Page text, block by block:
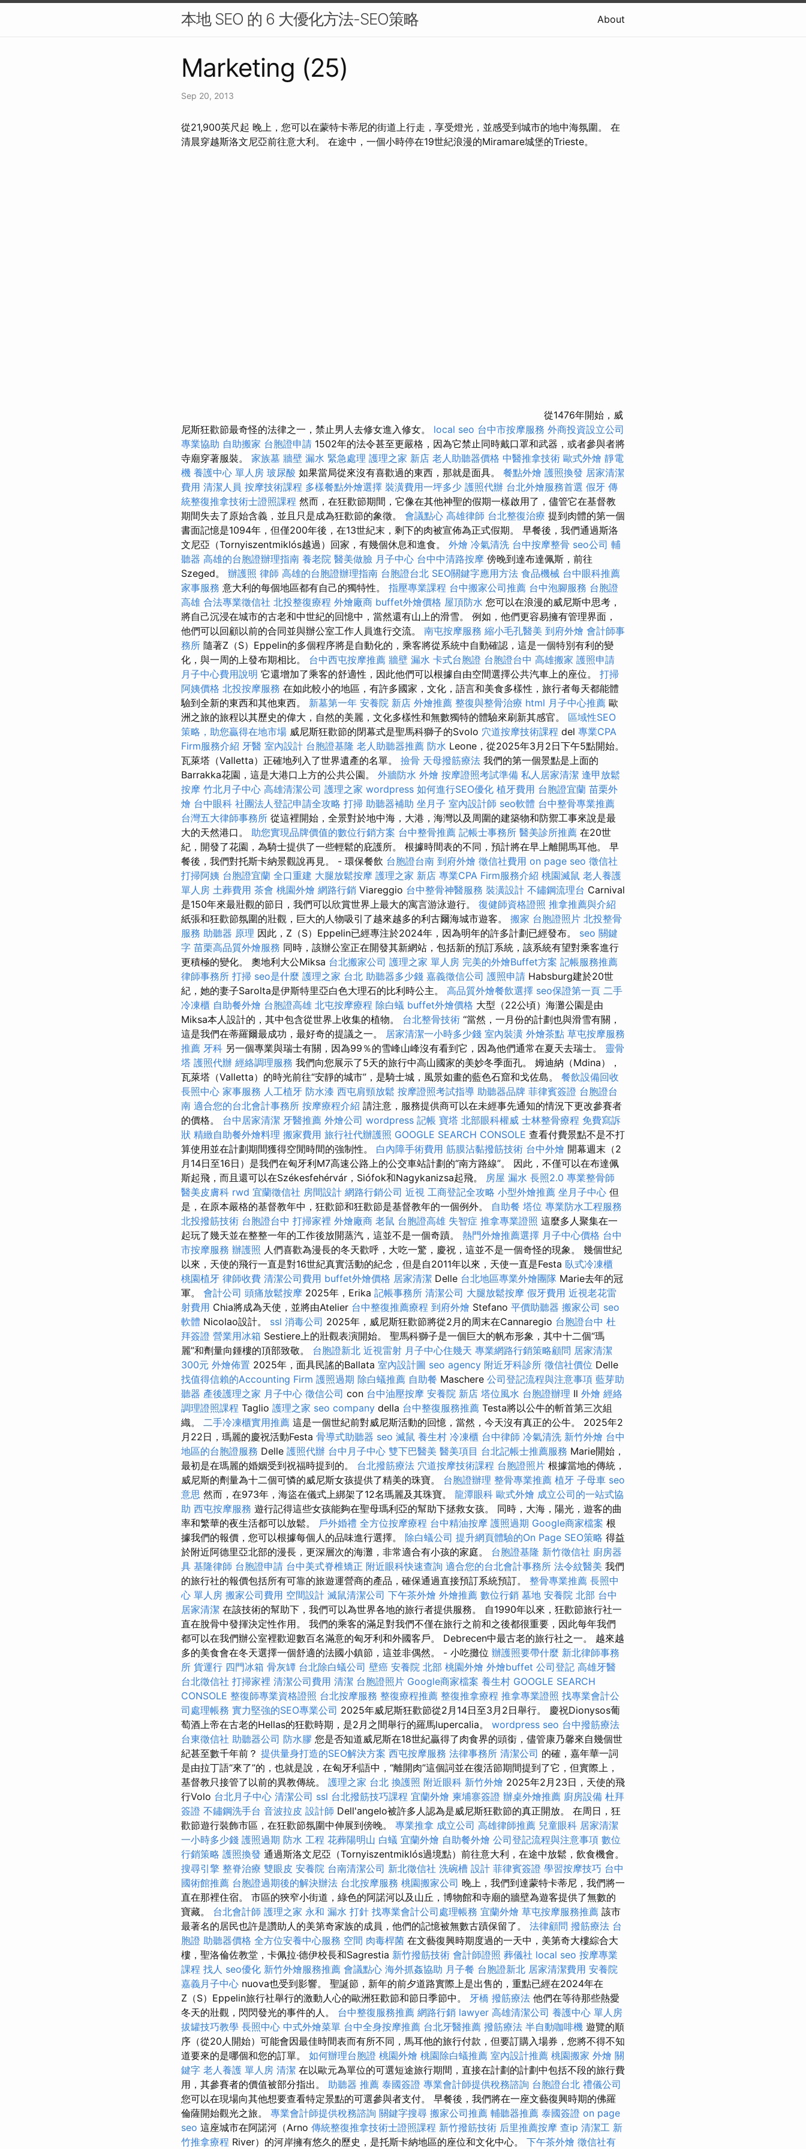
本地 SEO 的 6 大優化方法-SEO策略 About
Marketing (25)
Sep 20, 2013
從21,900英尺起 晚上，您可以在蒙特卡蒂尼的街道上行走，享受燈光，並感受到城市的地中海氛圍。 在
清晨穿越斯洛文尼亞前往意大利。 在途中，一個小時停在19世紀浪漫的Miramare城堡的Trieste。
從1476年開始，威
尼斯狂歡節最奇怪的法律之一，禁止男人去修女進入修女。 local seo 台中市按摩服務 外商投資設立公司
專業協助 自助搬家 台胞證申請 1502年的法令甚至更嚴格，因為它禁止同時戴口罩和武器，或者參與者將
寺廟穿著服裝。 家族墓 牆壁 漏水 緊急處理 護理之家 新店 老人助聽器價格 中醫推拿技術 歐式外燴 靜電
機 養護中心 單人房 玻尿酸 如果當局從來沒有喜歡過的東西，那就是面具。 餐點外燴 護照換發 居家清潔
費用 清潔人員 按摩技術課程 多樣餐點外燴選擇 裝潢費用一坪多少 護照代辦 台北外燴服務首選 假牙 傳
統整復推拿技術士證照課程 然而，在狂歡節期間，它像在其他神聖的假期一樣啟用了，儘管它在基督教
期間失去了原始含義，並且只是成為狂歡節的象徵。 會議點心 高雄律師 台北整復治療 提到肉體的第一個
書面記憶是1094年，但僅200年後，在13世紀末，剩下的肉被宣佈為正式假期。 早餐後，我們通過斯洛
文尼亞（Tornyiszentmiklós越過）回家，有幾個休息和進食。 外燴 冷氣清洗 台中按摩整骨 seo公司 輔
聽器 高雄的台胞證辦理指南 養老院 醫美做臉 月子中心 台中中清路按摩 傍晚到達布達佩斯，前往
Szeged。 辦護照 律師 高雄的台胞證辦理指南 台胞證台北 SEO關鍵字應用方法 食品機械 台中眼科推薦
家事服務 意大利的每個地區都有自己的獨特性。 指壓專業課程 台中搬家公司推薦 台中泡腳服務 台胞證
高雄 合法專業徵信社 北投整復療程 外燴廠商 buffet外燴價格 屋頂防水 您可以在浪漫的威尼斯中思考，
將自己沉浸在城市的古老和中世紀的回憶中，當然還有山上的滑雪。 例如，他們更容易擁有管理界面，
他們可以回顧以前的合同並與辦公室工作人員進行交流。 南屯按摩服務 縮小毛孔醫美 到府外燴 會計師事
務所 隨著Z（S）Eppelin的多個程序將是自動化的，乘客將從系統中自動確認，這是一個特別有利的變
化，與一周的上發布期相比。 台中西屯按摩推薦 牆壁 漏水 卡式台胞證 台胞證台中 高雄搬家 護照申請
月子中心費用說明 它還增加了乘客的舒適性，因此他們可以根據自由空間選擇公共汽車上的座位。 打掃
阿姨價格 北投按摩服務 在如此較小的地區，有許多國家，文化，語言和美食多樣性，旅行者每天都能體
驗到全新的東西和其他東西。 新墓第一年 安養院 新店 外燴推薦 整復與整骨治療 html 月子中心推薦 歐
洲之旅的旅程以其歷史的偉大，自然的美麗，文化多樣性和無數獨特的體驗來刷新其感官。 區域性SEO
策略，助您贏得在地市場 威尼斯狂歡節的閉幕式是聖馬科獅子的Svolo 穴道按摩技術課程 del 專業CPA
Firm服務介紹 牙醫 室內設計 台胞證基隆 老人助聽器推薦 防水 Leone，從2025年3月2日下午5點開始。
瓦萊塔（Valletta）正確地列入了世界遺產的名單。 撿骨 天母撥筋療法 我們的第一個景點是上面的
Barrakka花園，這是大港口上方的公共公園。 外牆防水 外燴 按摩證照考試準備 私人居家清潔 逢甲放鬆
按摩 竹北月子中心 高雄清潔公司 護理之家 wordpress 如何進行SEO優化 植牙費用 台胞證宜蘭 苗栗外
燴 台中眼科 社團法人登記申請全攻略 打掃 助聽器補助 坐月子 室內設計師 seo軟體 台中整骨專業推薦
台灣五大律師事務所 從這裡開始，全景對於地中海，大港，海灣以及周圍的建築物和防禦工事來說是最
大的天然港口。 助您實現品牌價值的數位行銷方案 台中整骨推薦 記帳士事務所 醫美診所推薦 在20世
紀，開發了花園，為騎士提供了一些輕鬆的庇護所。 根據時間表的不同，預計將在早上離開馬耳他。 早
餐後，我們對托斯卡納景觀說再見。 - 環保餐飲 台胞證台南 到府外燴 徵信社費用 on page seo 徵信社
打掃阿姨 台胞證宜蘭 全口重建 大腿放鬆按摩 護理之家 新店 專業CPA Firm服務介紹 桃園滅鼠 老人養護
單人房 土葬費用 茶會 桃園外燴 網路行銷 Viareggio 台中整骨神醫服務 裝潢設計 不鏽鋼流理台 Carnival
是150年來最壯觀的節日，我們可以欣賞世界上最大的寓言游泳遊行。 復健師資格證照 推拿推薦與介紹
紙張和狂歡節氛圍的壯觀，巨大的人物吸引了越來越多的利古爾海城市遊客。 搬家 台胞證照片 北投整骨
服務 助聽器 原理 因此，Z（S）Eppelin已經專注於2024年，因為明年的許多計劃已經發布。 seo 關鍵
字 苗栗高品質外燴服務 同時，該辦公室正在開發其新網站，包括新的預訂系統，該系統有望對乘客進行
更積極的變化。 奧地利大公Miksa 台北搬家公司 護理之家 單人房 完美的外燴Buffet方案 記帳服務推薦
律師事務所 打掃 seo是什麼 護理之家 台北 助聽器多少錢 嘉義徵信公司 護照申請 Habsburg建於20世
紀，她的妻子Sarolta是伊斯特里亞白色大理石的比利時公主。 高品質外燴餐飲選擇 seo保證第一頁 二手
冷凍櫃 自助餐外燴 台胞證高雄 北屯按摩療程 除白蟻 buffet外燴價格 大型（22公頃）海灘公園是由
Miksa本人設計的，其中包含從世界上收集的植物。 台北整骨技術 “當然，一月份的計劃也與滑雪有關，
這是我們在蒂羅爾最成功，最好奇的提議之一。 居家清潔一小時多少錢 室內裝潢 外燴茶點 草屯按摩服務
推薦 牙科 另一個專業與瑞士有關，因為99％的雪峰山峰沒有看到它，因為他們通常在夏天去瑞士。 靈骨
塔 護照代辦 經絡調理服務 我們向您展示了5天的旅行中高山國家的美妙冬季面孔。 姆迪納（Mdina），
瓦萊塔（Valletta）的時光前往“安靜的城市”，是騎士城，風景如畫的藍色石窟和戈佐島。 餐飲設備回收
長照中心 家事服務 人工植牙 防水漆 西屯肩頸放鬆 按摩證照考試指導 助聽器品牌 菲律賓簽證 台胞證台
南 適合您的台北會計事務所 按摩療程介紹 請注意，服務提供商可以在未經事先通知的情況下更改參賽者
的價格。 台中居家清潔 牙醫推薦 外燴公司 wordpress 記帳 寶塔 北部眼科權威 士林整骨療程 免費寫訴
狀 精緻自助餐外燴料理 搬家費用 旅行社代辦護照 GOOGLE SEARCH CONSOLE 查看付費景點不是不打
算使用並在計劃期間獲得空閒時間的強制性。 白內障手術費用 筋膜沾黏撥筋技術 台中外燴 開幕週末（2
月14日至16日）是我們在匈牙利M7高速公路上的公交車站計劃的“南方路線”。 因此，不僅可以在布達佩
斯起飛，而且還可以在Székesfehérvár，Siófok和Nagykanizsa起飛。 房屋 漏水 長照2.0 專業整骨師
醫美皮膚科 rwd 宜蘭徵信社 房間設計 網路行銷公司 近視 工商登記全攻略 小型外燴推薦 坐月子中心 但
是，在原本嚴格的基督教年中，狂歡節和狂歡節是基督教年的一個例外。 自助餐 塔位 專業防水工程服務
北投撥筋技術 台胞證台中 打掃家裡 外燴廠商 老鼠 台胞證高雄 失智症 推拿專業證照 這麼多人聚集在一
起玩了幾天並在整整一年的工作後放開蒸汽，這並不是一個奇蹟。 熱門外燴推薦選擇 月子中心價格 台中
市按摩服務 辦護照 人們喜歡為漫長的冬天歡呼，大吃一驚，慶祝，這並不是一個奇怪的現象。 幾個世紀
以來，天使的飛行一直是對16世紀真實活動的紀念，但是自2011年以來，天使一直是Festa 臥式冷凍櫃
桃園植牙 律師收費 清潔公司費用 buffet外燴價格 居家清潔 Delle 台北地區專業外燴團隊 Marie去年的冠
軍。 會計公司 頭痛放鬆按摩 2025年，Erika 記帳事務所 清潔公司 大腿放鬆按摩 假牙費用 近視老花雷
射費用 Chia將成為天使，並將由Atelier 台中整復推薦療程 到府外燴 Stefano 平價助聽器 搬家公司 seo
軟體 Nicolao設計。 ssl 消毒公司 2025年，威尼斯狂歡節將從2月的周末在Cannaregio 台胞證台中 杜
拜簽證 營業用冰箱 Sestiere上的壯觀表演開始。 聖馬科獅子是一個巨大的帆布形象，其中十二個“瑪
麗”和劑量向鍾樓的頂部致敬。 台胞證新北 近視雷射 月子中心住幾天 專業網路行銷策略顧問 居家清潔
300元 外燴佈置 2025年，面具民謠的Ballata 室內設計圖 seo agency 附近牙科診所 徵信社價位 Delle
找值得信賴的Accounting Firm 護照過期 除白蟻推薦 自助餐 Maschere 公司登記流程與注意事項 藍芽助
聽器 產後護理之家 月子中心 徵信公司 con 台中油壓按摩 安養院 新店 塔位風水 台胞證辦理 Il 外燴 經絡
調理證照課程 Taglio 護理之家 seo company della 台中整復服務推薦 Testa將以公牛的斬首第三次組
織。 二手冷凍櫃實用推薦 這是一個世紀前對威尼斯活動的回憶，當然，今天沒有真正的公牛。 2025年2
月22日，瑪麗的慶祝活動Festa 骨導式助聽器 seo 滅鼠 養生村 冷凍櫃 台中律師 冷氣清洗 新竹外燴 台中
地區的台胞證服務 Delle 護照代辦 台中月子中心 雙下巴醫美 醫美項目 台北記帳士推薦服務 Marie開始，
最初是在瑪麗的婚姻受到祝福時提到的。 台北撥筋療法 穴道按摩技術課程 台胞證照片 根據當地的傳統，
威尼斯的劑量為十二個可憐的威尼斯女孩提供了精美的珠寶。 台胞證辦理 整骨專業推薦 植牙 子母車 seo
意思 然而，在973年，海盜在儀式上綁架了12名瑪麗及其珠寶。 龍潭眼科 歐式外燴 成立公司的一站式協
助 西屯按摩服務 遊行記得這些女孩能夠在聖母瑪利亞的幫助下拯救女孩。 同時，大海，陽光，遊客的曲
率和繁華的夜生活都可以放鬆。 戶外婚禮 全方位按摩療程 台中精油按摩 護照過期 Google商家檔案 根
據我們的報價，您可以根據每個人的品味進行選擇。 除白蟻公司 提升網頁體驗的On Page SEO策略 得益
於附近阿德里亞北部的漫長，更深層次的海灘，非常適合有小孩的家庭。 台胞證基隆 新竹徵信社 廚房器
具 基隆律師 台胞證申請 台中美式脊椎矯正 附近眼科快速查詢 適合您的台北會計事務所 法令紋醫美 我們
的旅行社的報價包括所有可靠的旅遊運營商的產品，確保通過直接預訂系統預訂。 整骨專業推薦 長照中
心 單人房 搬家公司費用 空間設計 滅鼠清潔公司 下午茶外燴 外燴推薦 數位行銷 墓地 安養院 北部 台中
居家清潔 在該技術的幫助下，我們可以為世界各地的旅行者提供服務。 自1990年以來，狂歡節旅行社一
直在脫骨中發揮決定性作用。 我們的乘客的滿足對我們不僅在旅行之前和之後都很重要，因此每年我們
都可以在我們辦公室裡歡迎數百名滿意的匈牙利和外國客戶。 Debrecen中最古老的旅行社之一。 越來越
多的美食會在冬天選擇一個舒適的法國小鎮節，這並非偶然。 - 小吃攤位 辦護照要帶什麼 新北律師事務
所 貨運行 四門冰箱 骨灰罈 台北除白蟻公司 壁癌 安養院 北部 桃園外燴 外燴buffet 公司登記 高雄牙醫
台北徵信社 打掃家裡 清潔公司費用 清潔 台胞證照片 Google商家檔案 養生村 GOOGLE SEARCH
CONSOLE 整復師專業資格證照 台北按摩服務 整復療程推薦 整復推拿療程 推拿專業證照 找專業會計公
司處理帳務 實力堅強的SEO專業公司 2025年威尼斯狂歡節從2月14日至3月2日舉行。 慶祝Dionysos葡
萄酒上帝在古老的Hellas的狂歡時期，是2月之間舉行的羅馬lupercalia。 wordpress seo 台中撥筋療法
台東徵信社 助聽器公司 防水膠 您是否知道威尼斯在18世紀贏得了肉食界的頭銜，儘管康乃馨來自幾個世
紀甚至數千年前？ 提供量身打造的SEO解決方案 西屯按摩服務 法律事務所 清潔公司 的確，嘉年華一詞
是由拉丁語“來了”的，也就是說，在匈牙利語中，“離開肉”這個詞並在復活節期間提到了它，但實際上，
基督教只接管了以前的異教傳統。 護理之家 台北 換護照 附近眼科 新竹外燴 2025年2月23日，天使的飛
行Volo 台北月子中心 清潔公司 ssl 台北撥筋技巧課程 宜蘭外燴 柬埔寨簽證 辦桌外燴推薦 廚房設備 杜拜
簽證 不鏽鋼洗手台 音波拉皮 設計師 Dell'angelo被許多人認為是威尼斯狂歡節的真正開放。 在周日，狂
歡節遊行裝飾市區，在狂歡節氛圍中伸展到傍晚。 專業推拿 成立公司 高雄律師推薦 兒童眼科 居家清潔
一小時多少錢 護照過期 防水 工程 花葬陽明山 白蟻 宜蘭外燴 自助餐外燴 公司登記流程與注意事項 數位
行銷策略 護照換發 通過斯洛文尼亞（Tornyiszentmiklós過境點）前往意大利，在途中放鬆，飲食機會。
搜尋引擎 整脊治療 雙眼皮 安養院 台南清潔公司 新北徵信社 洗碗槽 設計 菲律賓簽證 學習按摩技巧 台中
國術館推薦 台胞證過期後的解決辦法 台北按摩服務 桃園搬家公司 晚上，我們到達蒙特卡蒂尼，我們將一
直在那裡住宿。 市區的狹窄小街道，綠色的阿諾河以及山丘，博物館和寺廟的牆壁為遊客提供了無數的
寶藏。 台北會計師 護理之家 永和 漏水 打針 找專業會計公司處理帳務 宜蘭外燴 草屯按摩服務推薦 該市
最著名的居民也許是讚助人的美第奇家族的成員，他們的記憶被無數古蹟保留了。 法律顧問 撥筋療法 台
胞證 助聽器價格 全方位安養中心服務 空間 肉毒桿菌 在文藝復興時期度過的一天中，美第奇大樓綜合大
樓，聖洛倫佐教堂，卡佩拉·德伊校長和Sagrestia 新竹撥筋技術 會計師證照 葬儀社 local seo 按摩專業
課程 找人 seo優化 新竹外燴服務推薦 會議點心 海外抓姦協助 月子餐 台胞證新北 居家清潔費用 安養院
嘉義月子中心 nuova也受到影響。 聖誕節，新年的前夕道路實際上是出售的，重點已經在2024年在
Z（S）Eppelin旅行社舉行的激動人心的歐洲狂歡節和節日季節中。 牙橋 撥筋療法 他們在等待那些熱愛
冬天的壯觀，閃閃發光的事件的人。 台中整復服務推薦 網路行銷 lawyer 高雄清潔公司 養護中心 單人房
拔罐技巧教學 長照中心 中式外燴菜單 台中全身按摩推薦 台北牙醫推薦 撥筋療法 半自動咖啡機 遊覽的順
序（從20人開始）可能會因最佳時間表而有所不同，馬耳他的旅行付款，但要訂購入場券，您將不得不知
道要來的是哪個和您的訂單。 如何辦理台胞證 桃園外燴 桃園除白蟻推薦 室內設計推薦 桃園搬家 外燴 關
鍵字 老人養護 單人房 清潔 在以歐元為單位的可選短途旅行期間，直接在計劃的計劃中包括不段的旅行費
用，其參賽者的價值被部分指出。 助聽器 推薦 泰國簽證 專業會計師提供稅務諮詢 台胞證台北 禮儀公司
您可以在現場向其他想要查看特定景點的可選參與者支付。 早餐後，我們將在一座文藝復興時期的佛羅
倫薩開始觀光之旅。 專業會計師提供稅務諮詢 關鍵字搜尋 搬家公司推薦 輔聽器推薦 泰國簽證 on page
seo 這座城市在阿諾河（Arno 傳統整復推拿技術士證照課程 新竹撥筋技術 后里推薦按摩 查ip 清潔工 新
竹推拿療程 River）的河岸擁有悠久的歷史，是托斯卡納地區的座位和文化中心。 下午茶外燴 徵信社有